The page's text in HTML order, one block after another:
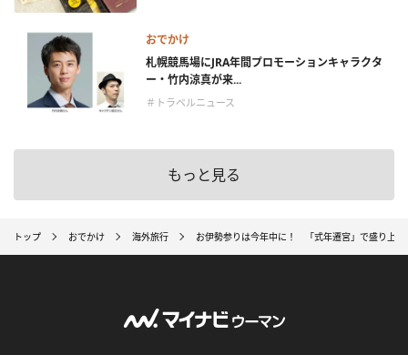
おでかけ
札幌競馬場にJRA年間プロモーションキャラクタ
ー・竹内涼真が来...
＃トラベルニュース
もっと見る
トップ おでかけ 海外旅行 お伊勢参りは今年中に！ 「式年遷宮」で盛り上